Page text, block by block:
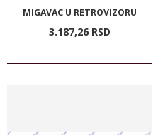
MIGAVAC U RETROVIZORU
3.187,26 RSD